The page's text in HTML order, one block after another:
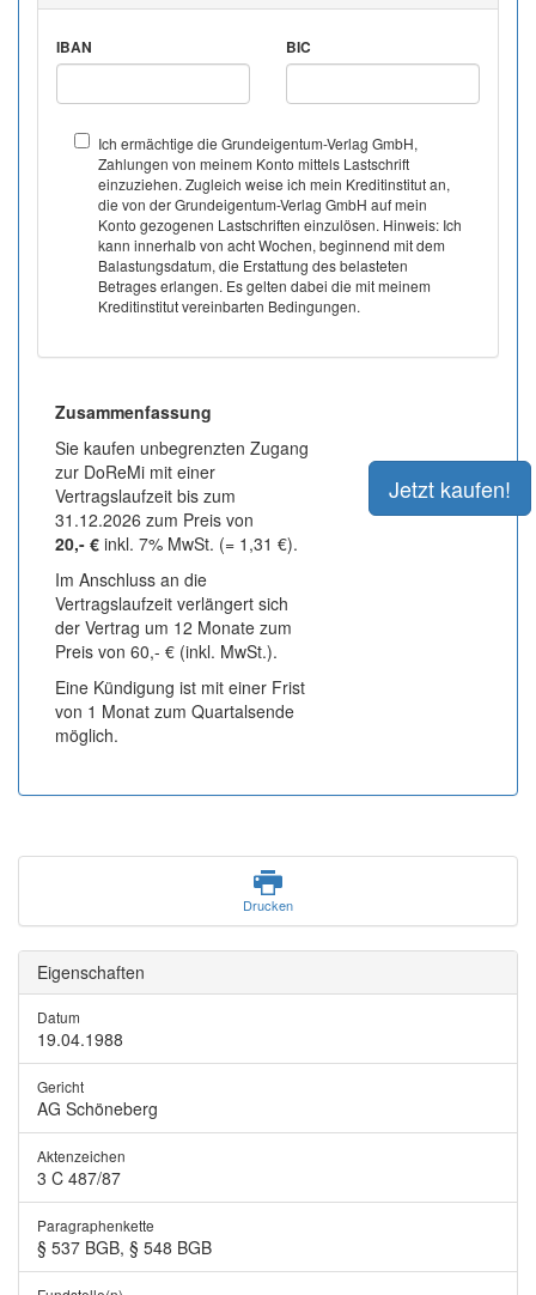
IBAN BIC
Ich ermächtige die Grundeigentum-Verlag GmbH,
Zahlungen von meinem Konto mittels Lastschrift
einzuziehen. Zugleich weise ich mein Kreditinstitut an,
die von der Grundeigentum-Verlag GmbH auf mein
Konto gezogenen Lastschriften einzulösen. Hinweis: Ich
kann innerhalb von acht Wochen, beginnend mit dem
Balastungsdatum, die Erstattung des belasteten
Betrages erlangen. Es gelten dabei die mit meinem
Kreditinstitut vereinbarten Bedingungen.
Zusammenfassung
Sie kaufen unbegrenzten Zugang
zur DoReMi mit einer
Vertragslaufzeit bis zum
31.12.2026 zum Preis von
20,- € inkl. 7% MwSt. (= 1,31 €).
Im Anschluss an die
Vertragslaufzeit verlängert sich
der Vertrag um 12 Monate zum
Preis von 60,- € (inkl. MwSt.).
Eine Kündigung ist mit einer Frist
von 1 Monat zum Quartalsende
möglich.
Drucken
Eigenschaften
Datum
19.04.1988
Gericht
AG Schöneberg
Aktenzeichen
3 C 487/87
Paragraphenkette
§ 537 BGB, § 548 BGB